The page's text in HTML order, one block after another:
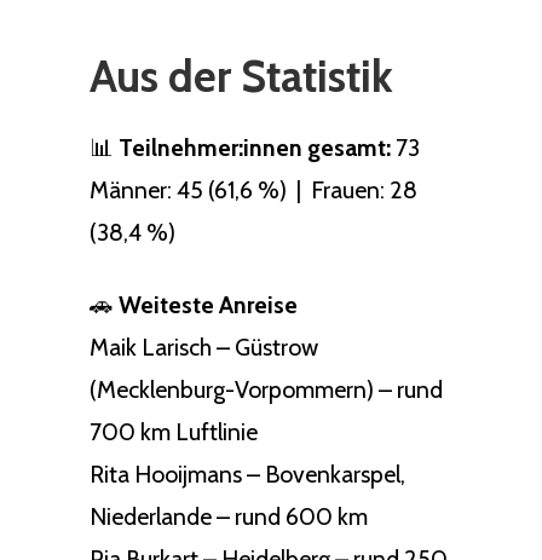
Aus der Statistik
📊 Teilnehmer:innen gesamt: 73
Männer: 45 (61,6 %) | Frauen: 28
(38,4 %)
🚗 Weiteste Anreise
Maik Larisch – Güstrow
(Mecklenburg-Vorpommern) – rund
700 km Luftlinie
Rita Hooijmans – Bovenkarspel,
Niederlande – rund 600 km